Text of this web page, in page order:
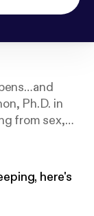
Ph.D. in
from sex,
dilemmas
here's